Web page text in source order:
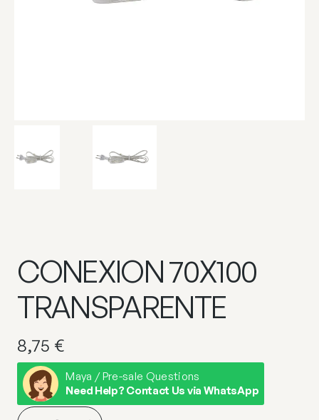
CONEXION 70X100
TRANSPARENTE
8,75 €
Maya / Pre-sale Questions
Need Help? Contact Us via WhatsApp
CONEXION